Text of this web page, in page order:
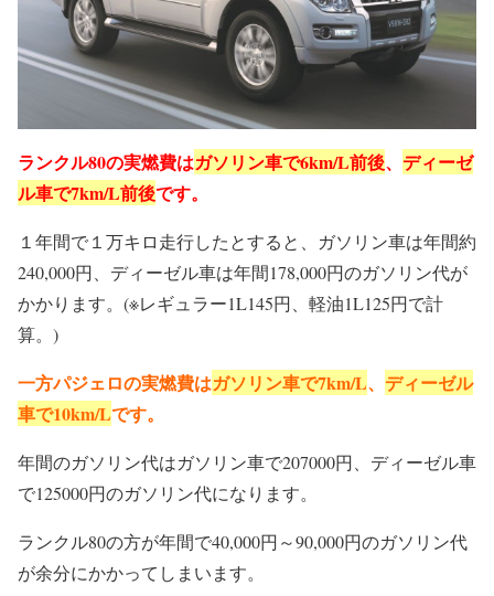
ランクル80の実燃費はガソリン車で6km/L前後、 ディーゼ
ル車で7km/L前後です。
１年間で１万キロ走行したとすると、ガソリン車は年間約
240,000円、ディーゼル車は年間178,000円のガソリン代が
かかります。(※レギュラー1L145円、軽油1L125円で計
算。)
一方パジェロの実燃費はガソリン車で7km/L、 ディーゼル
車で10km/Lです。
年間のガソリン代はガソリン車で207000円、ディーゼル車
で125000円のガソリン代になります。
ランクル80の方が年間で40,000円～90,000円のガソリン代
が余分にかかってしまいます。